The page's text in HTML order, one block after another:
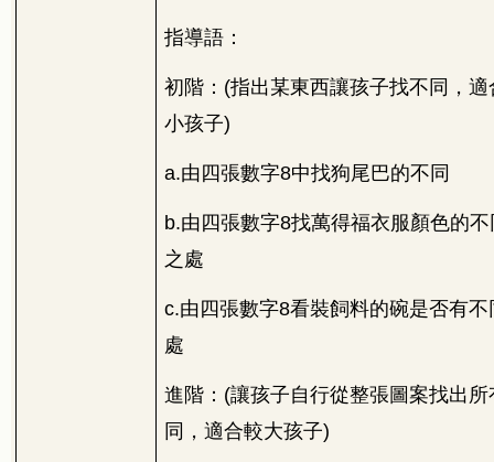
指導語：
初階： (指出某東西讓孩子找不同，適
小孩子)
a.由四張數字8中找狗尾巴的不同
b.由四張數字8找萬得福衣服顏色的不
之處
c.由四張數字8看裝飼料的碗是否有不
處
進階： (讓孩子自行從整張圖案找出所
同，適合較大孩子)